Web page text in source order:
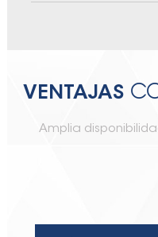
VENTAJAS
Amplia